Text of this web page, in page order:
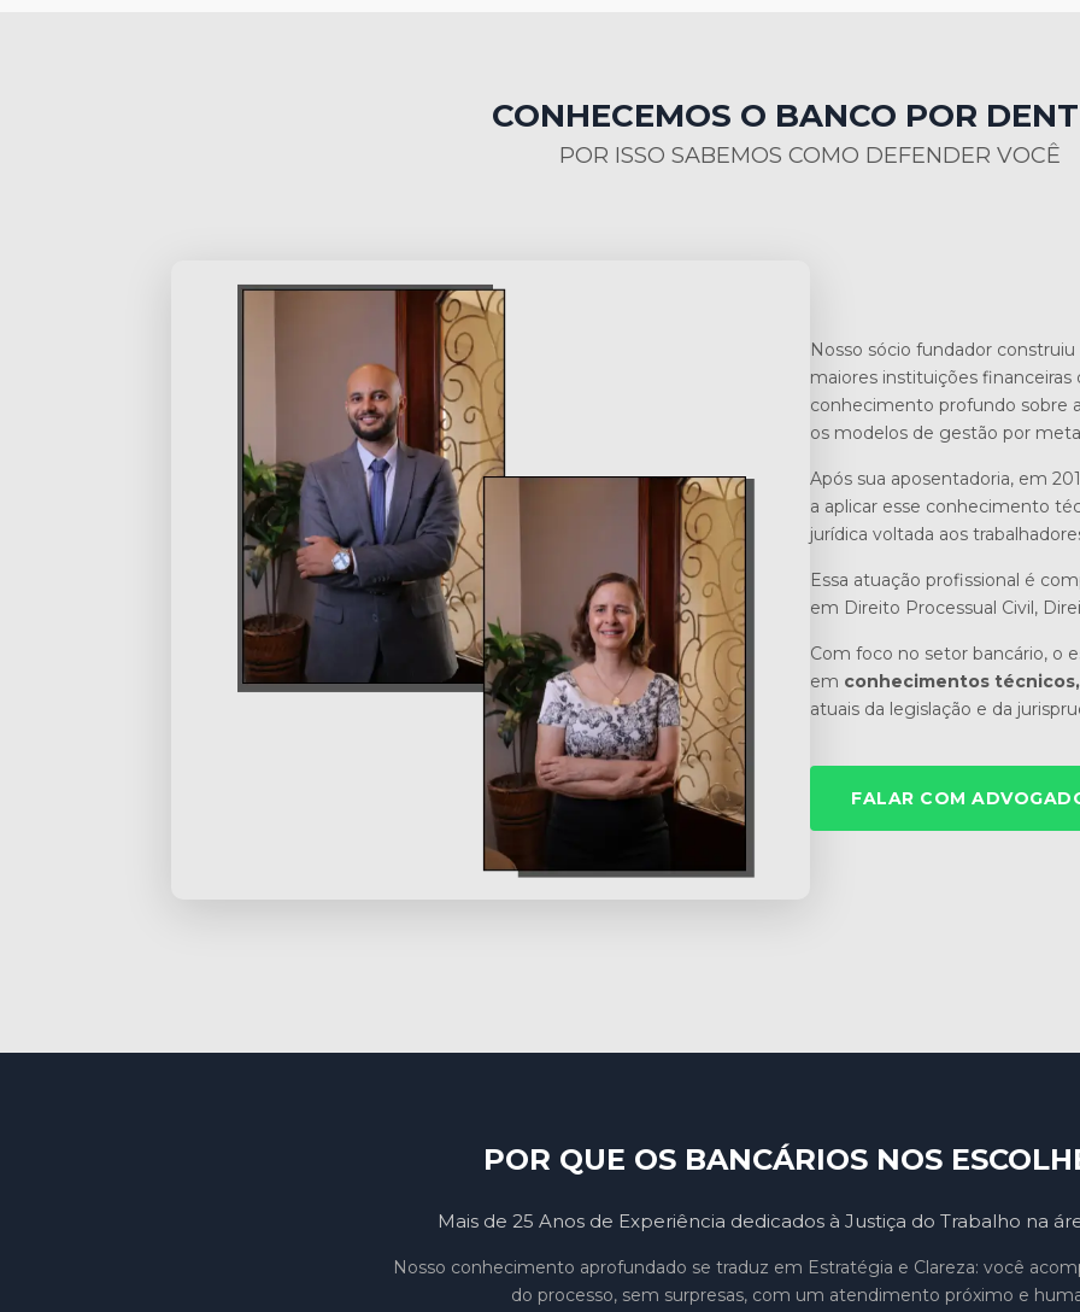
CONHECEMOS O BANCO POR
POR ISSO SABEMOS COMO DEFENDER VOCÊ
Nosso sócio fundador
maiores instituições financeiras
conhecimento profundo sobre
os modelos de gestão por
Após sua aposentadoria, em
a aplicar esse conhecimento
jurídica voltada aos
Essa atuação profissional é
em Direito Processual Civil,
Com foco no setor bancário, o
em conhecimentos
atuais da legislação e da
FALAR COM
POR QUE OS BANCÁRIOS NOS
Mais de 25 Anos de Experiência dedicados à Justiça do Trabalho na
Nosso conhecimento aprofundado se traduz em Estratégia e Clareza: você
do processo, sem surpresas, com um atendimento próximo e